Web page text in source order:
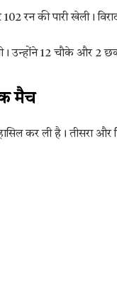
102 रन की पारी खेली।
उन्होंने 12 चौके और 2
मैच
कर ली है। तीसरा और